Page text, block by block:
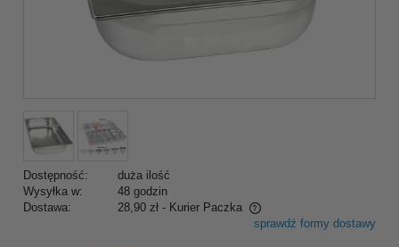
Dostępność:
duża ilość
Wysyłka w:
48 godzin
Dostawa:
28,90 zł - Kurier Paczka
Cena nie zawiera ewentualnych kosztów płatnościsprawdź formy dostawy